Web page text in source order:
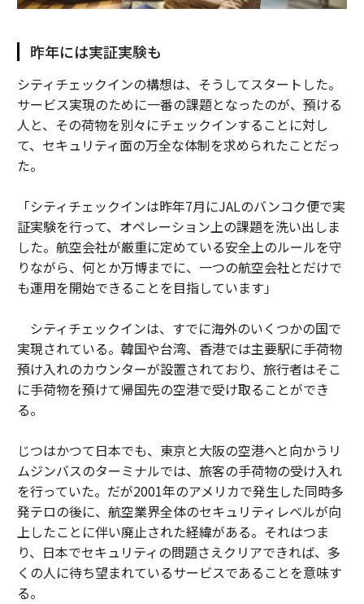
昨年には実証実験も
シティチェックインの構想は、そうしてスタートした。
サービス実現のために一番の課題となったのが、預ける
人と、その荷物を別々にチェックインすることに対し
て、セキュリティ面の万全な体制を求められたことだっ
た。
「シティチェックインは昨年7月にJALのバンコク便で実
証実験を行って、オペレーション上の課題を洗い出しま
した。航空会社が厳重に定めている安全上のルールを守
りながら、何とか万博までに、一つの航空会社とだけで
も運用を開始できることを目指しています」
シティチェックインは、すでに海外のいくつかの国で
実現されている。韓国や台湾、香港では主要駅に手荷物
預け入れのカウンターが設置されており、旅行者はそこ
に手荷物を預けて帰国先の空港で受け取ることができ
る。
じつはかつて日本でも、東京と大阪の空港へと向かうリ
ムジンバスのターミナルでは、旅客の手荷物の受け入れ
を行っていた。だが2001年のアメリカで発生した同時多
発テロの後に、航空業界全体のセキュリティレベルが向
上したことに伴い廃止された経緯がある。それはつま
り、日本でセキュリティの問題さえクリアできれば、多
くの人に待ち望まれているサービスであることを意味す
る。